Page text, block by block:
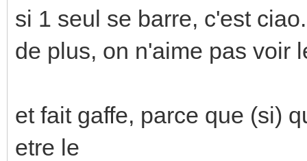
si 1 seul se barre, c'est ciao.
de plus, on n'aime pas voir
et fait gaffe, parce que (si)
etre le